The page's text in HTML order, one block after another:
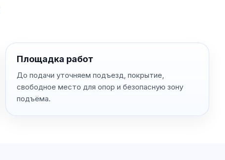
Площадка работ
До подачи уточняем подъезд, покрытие,
свободное место для опор и безопасную зону
подъёма.